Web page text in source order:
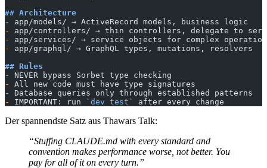
## Architecture
-
app/models/ → ActiveRecord models, business logic
-
app/controllers/ → thin controllers, delegate to
-
app/services/ → service objects for complex
-
app/graphql/ → GraphQL types, mutations, resolvers
## Rules
-
NEVER bypass Sorbet type checking
-
All new code must have type signatures
-
Database queries only through established patterns
-
IMPORTANT: run `dev test` after every change
Der spannendste Satz aus Thawars Talk:
“Stuffing CLAUDE.md with every standard and
convention makes performance worse, not better. You
pay for all of it on every turn.”